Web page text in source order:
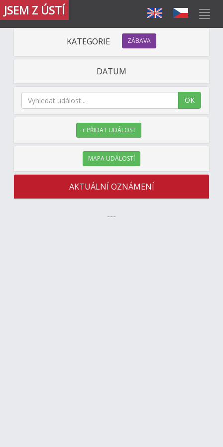
JSEM Z ÚSTÍ
KATEGORIE ZÁBAVA
DATUM
OK
+ PŘIDAT UDÁLOST
MAPA UDÁLOSTÍ
AKTUÁLNÍ OZNÁMENÍ
---